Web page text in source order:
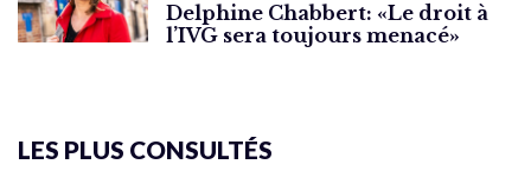
Delphine Chabbert: «Le droit à
l’IVG sera toujours menacé»
LES PLUS CONSULTÉS